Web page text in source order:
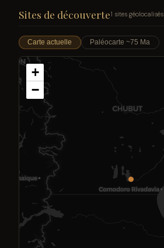
Sites de découverte1 sites géolocalisés
Carte actuelle Paléocarte ~75 Ma
+
−